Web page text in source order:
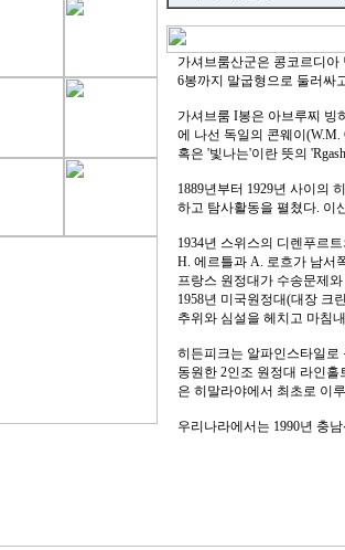
가셔브룸산군은 콩코르디아
6봉까지 말굽형으로 둘러싸
가셔브룸 I봉은 아브루찌 빙
에 나선 독일의 콘웨이(W.M.
혹은 '빛나는'이란 뜻의
1889년부터 1929년 사이의
하고 탐사활동을 펼쳤다. 이
1934년 스위스의 디렌푸르
H. 에르틀과 A. 로흐가 남서
프랑스 원정대가 수송문제
1958년 미국원정대(대장 크
추위와 심설을 헤치고 마침
히든피크는 알파인스타일로
동원한 2인조 원정대 라인
은 히말라야에서 최초로 이
우리나라에서는 1990년 충